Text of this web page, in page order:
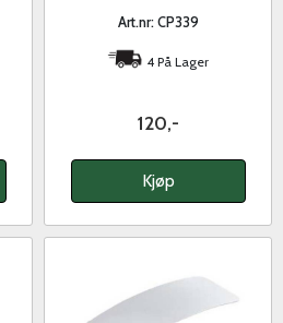
Art.nr: CP339
4 På Lager
120,-
Kjøp